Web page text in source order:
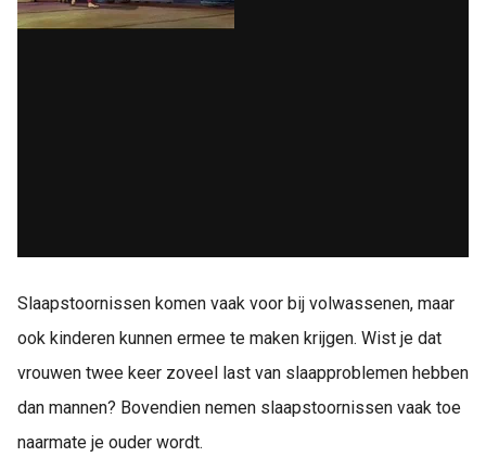
Slaapstoornissen komen vaak voor bij volwassenen, maar
ook kinderen kunnen ermee te maken krijgen. Wist je dat
vrouwen twee keer zoveel last van slaapproblemen hebben
dan mannen? Bovendien nemen slaapstoornissen vaak toe
naarmate je ouder wordt.